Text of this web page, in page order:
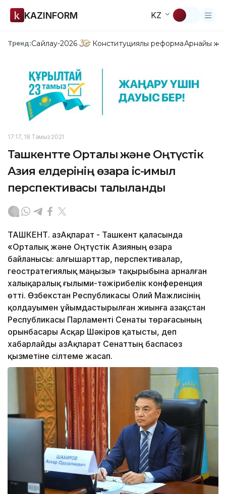
KAZINFORM KZ
Тренд:Сайлау-2026 Конституциялық реформаАрнайы
17:17, 18 Тамыз 2021
Ташкентте Орталық және Оңтүстік
Азия елдерінің өзара іс-қимыл
перспективасы талқыланды
ТАШКЕНТ. ҚазАқпарат - Ташкент қаласында
«Орталық және Оңтүстік Азияның өзара
байланысы: алғышарттар, перспективалар,
геостратегиялық маңызы» тақырыбына арналған
халықаралық ғылыми-тәжірибелік конференция
өтті. Өзбекстан Республикасы Олий Мажлисінің
қолдауымен ұйымдастырылған жиынға Қазақстан
Республикасы Парламенті Сенаты төрағасының
орынбасары Асқар Шәкіров қатысты, деп
хабарлайды ҚазАқпарат Сенаттың баспасөз
қызметіне сілтеме жасап.